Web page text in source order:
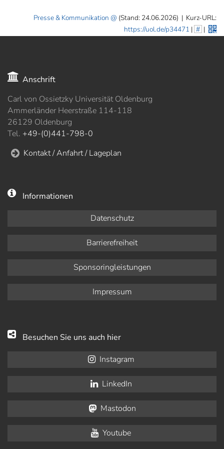
Presse & Kommunikation (Stand: 24.06.2026) | Kurz-URL:
https://uol.de/p34471 | # |
Anschrift
Carl von Ossietzky Universität Oldenburg
Ammerländer Heerstraße 114-118
26129 Oldenburg
Tel. +49-(0)441-798-0
Kontakt / Anfahrt / Lageplan
Informationen
Datenschutz
Barrierefreiheit
Sponsoringleistungen
Impressum
Besuchen Sie uns auch hier
Instagram
LinkedIn
Mastodon
Youtube